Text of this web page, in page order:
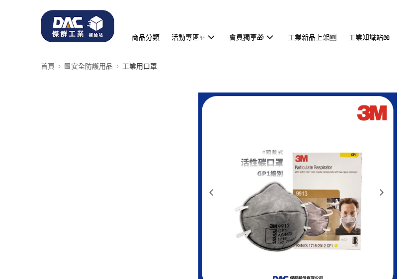
商品分類 活動專區✨ 會員獨享🎁 工業新品上架🆕 工業知識站📖
首頁 🟩安全防護用品 工業用口罩